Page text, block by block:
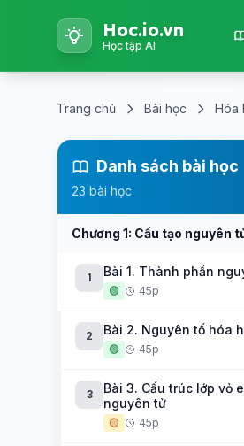
Hoc.io.vn
Học tập AI
Trang chủ Bài học Hóa
Danh sách bài học
23 bài học
Chương 1: Cấu tạo nguyên
1 Bài 1. Thành phần
🟢 45p
2 Bài 2. Nguyên tố hóa
🟢 45p
3
Bài 3. Cấu trúc lớp vỏ
nguyên tử
🟡 45p